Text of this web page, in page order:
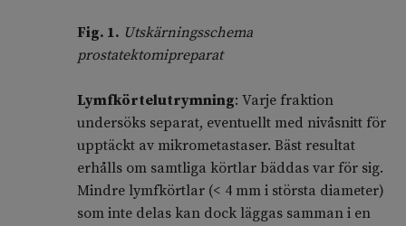
Fig. 1. Utskärningsschema
prostatektomipreparat
Lymfkörtelutrymning: Varje fraktion
undersöks separat, eventuellt med nivåsnitt för
upptäckt av mikrometastaser. Bäst resultat
erhålls om samtliga körtlar bäddas var för sig.
Mindre lymfkörtlar (< 4 mm i största diameter)
som inte delas kan dock läggas samman i en